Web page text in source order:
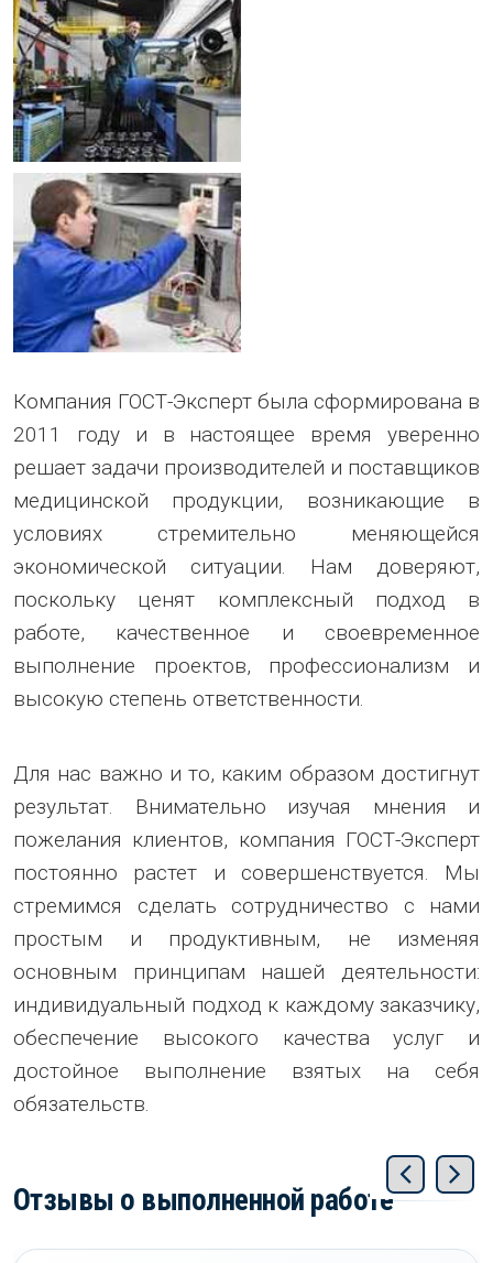
Компания ГОСТ-Эксперт была сформирована в
2011 году и в настоящее время уверенно
решает задачи производителей и поставщиков
медицинской продукции, возникающие в
условиях стремительно меняющейся
экономической ситуации. Нам доверяют,
поскольку ценят комплексный подход в
работе, качественное и своевременное
выполнение проектов, профессионализм и
высокую степень ответственности.
Для нас важно и то, каким образом достигнут
результат. Внимательно изучая мнения и
пожелания клиентов, компания ГОСТ-Эксперт
постоянно растет и совершенствуется. Мы
стремимся сделать сотрудничество с нами
простым и продуктивным, не изменяя
основным принципам нашей деятельности:
индивидуальный подход к каждому заказчику,
обеспечение высокого качества услуг и
достойное выполнение взятых на себя
обязательств.
Отзывы о выполненной работе